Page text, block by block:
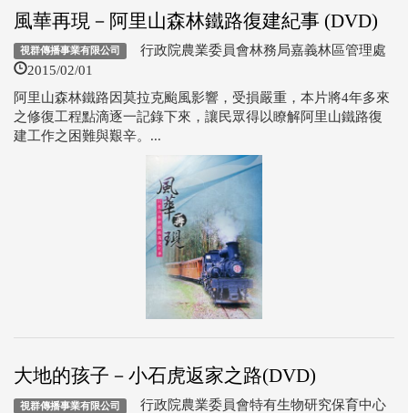
風華再現－阿里山森林鐵路復建紀事 (DVD)
視群傳播事業有限公司 行政院農業委員會林務局嘉義林區管理處
2015/02/01
阿里山森林鐵路因莫拉克颱風影響，受損嚴重，本片將4年多來
之修復工程點滴逐一記錄下來，讓民眾得以瞭解阿里山鐵路復
建工作之困難與艱辛。...
大地的孩子－小石虎返家之路(DVD)
視群傳播事業有限公司 行政院農業委員會特有生物研究保育中心